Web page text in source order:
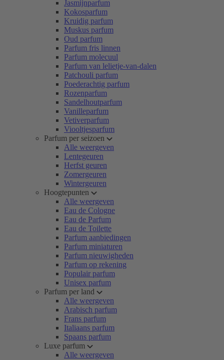
Jasmijnparfum
Kokosparfum
Kruidig parfum
Muskus parfum
Oud parfum
Parfum fris linnen
Parfum molecuul
Parfum van lelietje-van-dalen
Patchouli parfum
Poederachtig parfum
Rozenparfum
Sandelhoutparfum
Vanilleparfum
Vetiverparfum
Viooltjesparfum
Parfum per seizoen
Alle weergeven
Lentegeuren
Herfst geuren
Zomergeuren
Wintergeuren
Hoogtepunten
Alle weergeven
Eau de Cologne
Eau de Parfum
Eau de Toilette
Parfum aanbiedingen
Parfum miniaturen
Parfum nieuwigheden
Parfum op rekening
Populair parfum
Unisex parfum
Parfum per land
Alle weergeven
Arabisch parfum
Frans parfum
Italiaans parfum
Spaans parfum
Luxe parfum
Alle weergeven